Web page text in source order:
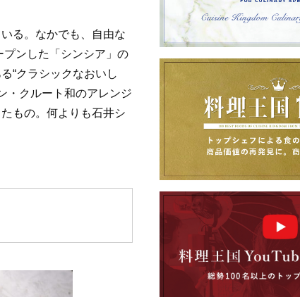
る。なかでも、自由な
ンした「シンシア」の
“クラシックなおいし
・クルート和のアレンジ
もの。何よりも石井シ